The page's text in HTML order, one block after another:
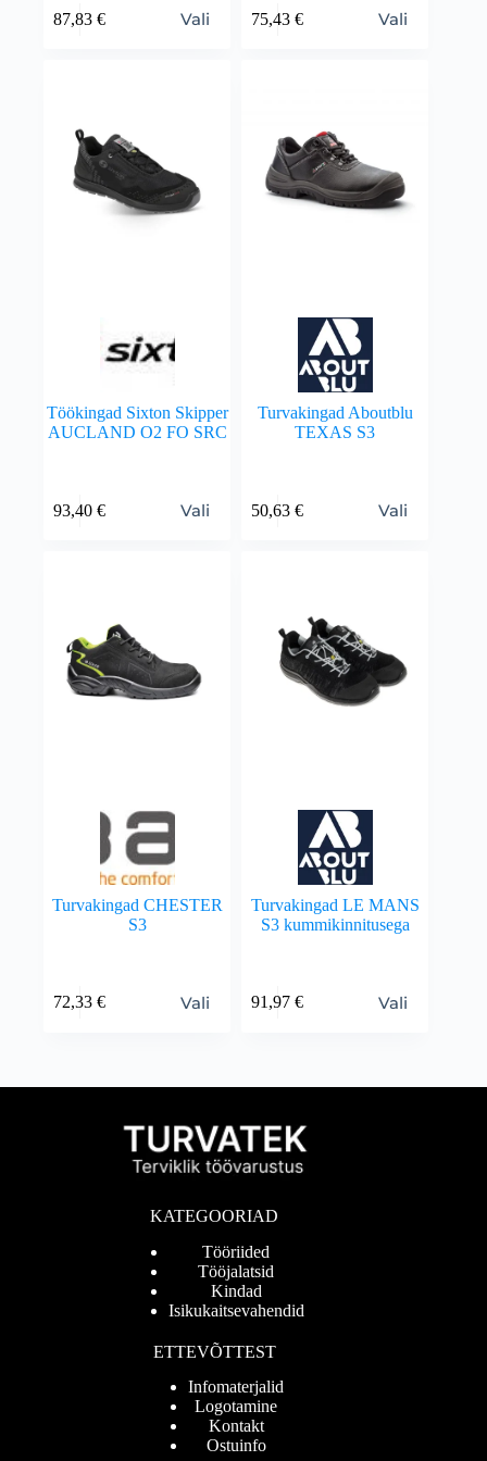
87,83€ Vali 75,43€ Vali
Töökingad Sixton Skipper
AUCLAND O2 FO SRC
93,40€ Vali
Turvakingad Aboutblu
TEXAS S3
50,63€ Vali
Turvakingad CHESTER
S3
72,33€ Vali
Turvakingad LE MANS
S3 kummikinnitusega
91,97€ Vali
KATEGOORIAD
Tööriided
Tööjalatsid
Kindad
Isikukaitsevahendid
ETTEVÕTTEST
Infomaterjalid
Logotamine
Kontakt
Ostuinfo